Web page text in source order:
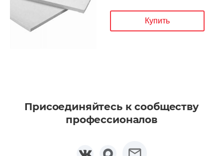
Купить
Присоединяйтесь к сообществу
профессионалов